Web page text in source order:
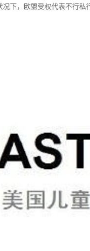
况下，欧盟受权代表不行